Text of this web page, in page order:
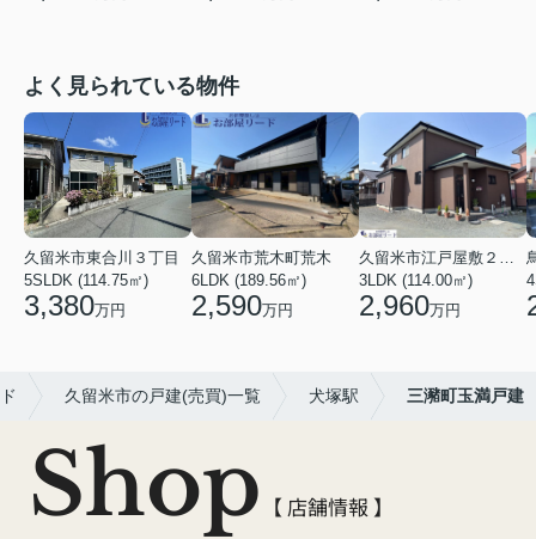
よく見られている物件
久留米市東合川３丁目
5SLDK (114.75㎡)
3,380万円
久留米市荒木町荒木
6LDK (189.56㎡)
2,590万円
3LDK (114.00㎡)
2,960万円
久留米市の戸建(売買)一覧 犬塚駅 三瀦町玉満戸建
Shop 【 店舗情報 】